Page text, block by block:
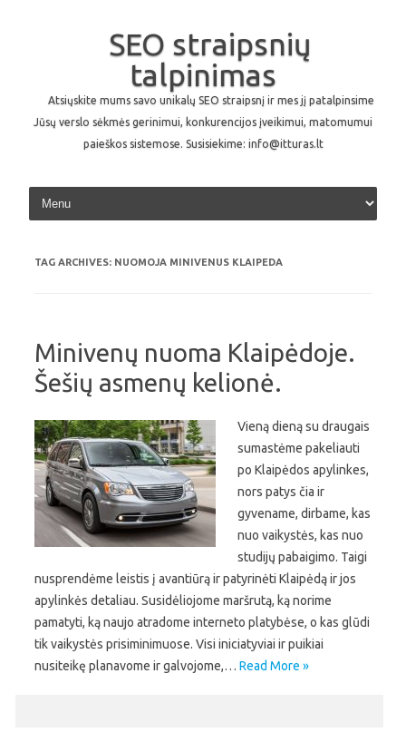
SEO straipsnių
talpinimas
Atsiųskite mums savo unikalų SEO straipsnį ir mes jį patalpinsime
Jūsų verslo sėkmės gerinimui, konkurencijos įveikimui, matomumui
paieškos sistemose. Susisiekime: info@itturas.lt
Skip to content
TAG ARCHIVES: NUOMOJA MINIVENUS KLAIPEDA
Minivenų nuoma Klaipėdoje.
Šešių asmenų kelionė.
Vieną dieną su draugais
sumastėme pakeliauti
po Klaipėdos apylinkes,
nors patys čia ir
gyvename, dirbame, kas
nuo vaikystės, kas nuo
studijų pabaigimo. Taigi
nusprendėme leistis į avantiūrą ir patyrinėti Klaipėdą ir jos
apylinkės detaliau. Susidėliojome maršrutą, ką norime
pamatyti, ką naujo atradome interneto platybėse, o kas glūdi
tik vaikystės prisiminimuose. Visi iniciatyviai ir puikiai
nusiteikę planavome ir galvojome,… Read More »